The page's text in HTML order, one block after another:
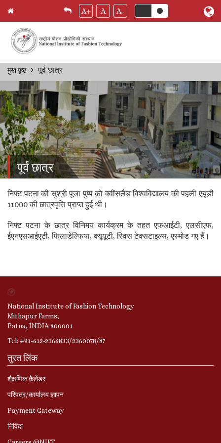
Skip
content
A+ A A-
Breadcrumb
मुख पृष्ठ पूर्व छात्र
पूर्व छात्र
निफ्ट पटना की सुश्री पूजा पुष्प को क्वींसलैंड विश्वविद्यालय की पहली एयूडी
11000 की छात्रवृत्ति प्राप्त हुई थी।
निफ्ट पटना के छात्र विनिमय कार्यक्रम के तहत एफआईटी, एलसीएफ,
ईएनएसआईएटी, फिलाडेल्फिया, क्यूयूटी, स्विस टेक्सटाइल्स, एस्मोड गए हैं।
National Institute of Fashion Technology
Mithapur Farms,
Patna, INDIA 800001
Tel: +91-612-2366833/2360078/87
तुरत लिंक
शैक्षणिक कैलेंडर
परिपत्र/कार्यालय ज्ञापन
Payment Gateway
निविदा